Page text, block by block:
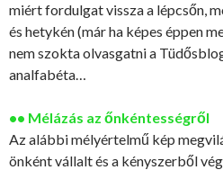
miért fordulgat vissza a lépcsőn,
és hetykén (már ha képes éppen
nem szokta olvasgatni a
analfabéta…
•• Mélázás az őnkéntességről
Az alábbi mélyértelmű kép
önként vállalt és a kényszerből